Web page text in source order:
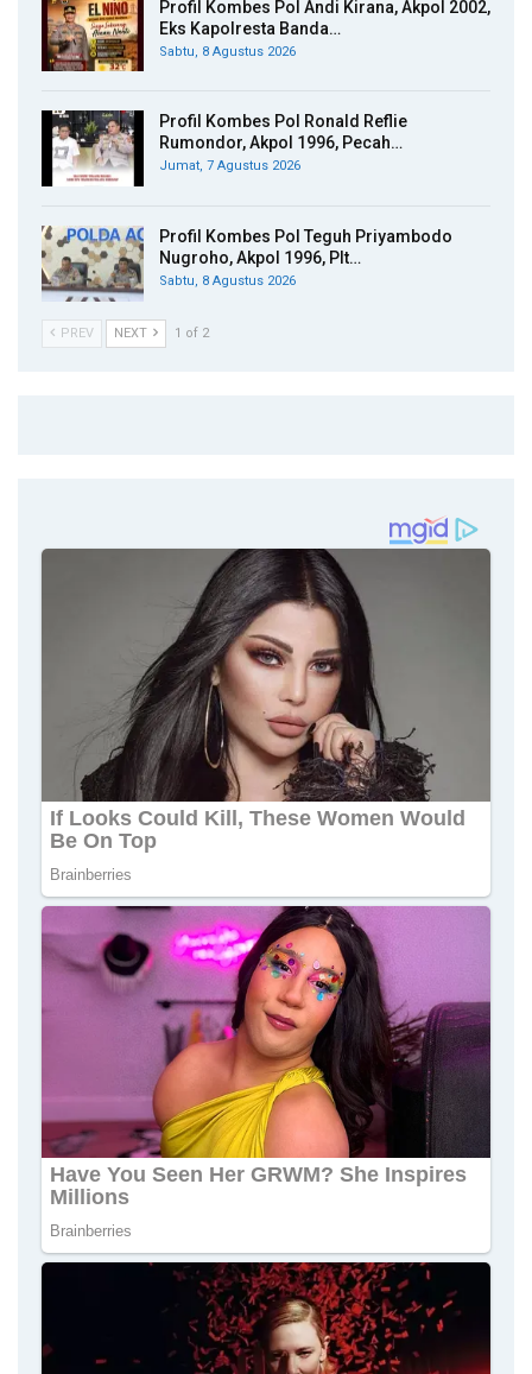
Profil Kombes Pol Andi Kirana, Akpol 2002,
Eks Kapolresta Banda…
Sabtu, 8 Agustus 2026
Profil Kombes Pol Ronald Reflie
Rumondor, Akpol 1996, Pecah…
Jumat, 7 Agustus 2026
Profil Kombes Pol Teguh Priyambodo
Nugroho, Akpol 1996, Plt…
Sabtu, 8 Agustus 2026
PREV NEXT 1 of 2